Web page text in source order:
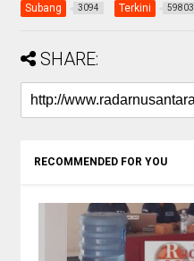
Subang 3094 Terkini 59803
SHARE:
RECOMMENDED FOR YOU